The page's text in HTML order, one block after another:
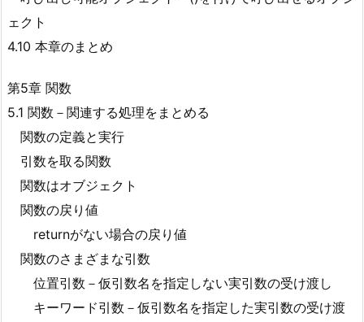
ェクト
4.10 本章のまとめ
第5章 関数
5.1 関数－関連する処理をまとめる
関数の定義と実行
引数を取る関数
関数はオブジェクト
関数の戻り値
returnがない場合の戻り値
関数のさまざまな引数
位置引数－仮引数名を指定しない実引数の受け渡し
キーワード引数－仮引数名を指定した実引数の受け渡